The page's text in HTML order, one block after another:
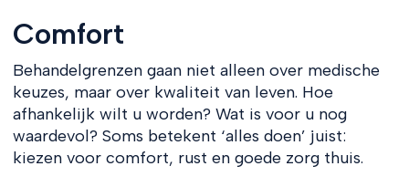
Comfort
Behandelgrenzen gaan niet alleen over medische
keuzes, maar over kwaliteit van leven. Hoe
afhankelijk wilt u worden? Wat is voor u nog
waardevol? Soms betekent ‘alles doen’ juist:
kiezen voor comfort, rust en goede zorg thuis.